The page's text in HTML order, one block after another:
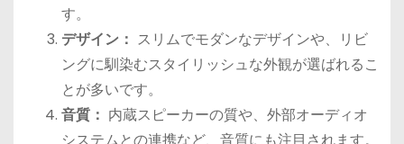
す。
デザイン： スリムでモダンなデザインや、リビ
ングに馴染むスタイリッシュな外観が選ばれるこ
とが多いです。
音質： 内蔵スピーカーの質や、外部オーディオ
システムとの連携など、音質にも注目されます。